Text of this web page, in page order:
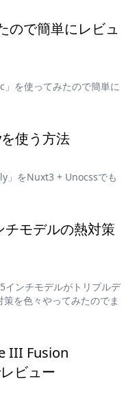
ので簡単にレビュ
を使ってみたので簡単に
使う方法
」をNuxt3 + Unocssでも
モデルの熱対策
ンチモデルがトリプルデ
を色々やってみたのでま
III Fusion
ビュー